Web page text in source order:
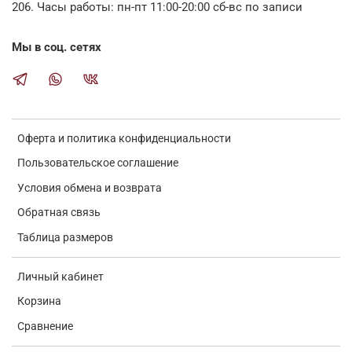
Оферта и политика конфиденциальности
Пользовательское соглашение
Условия обмена и возврата
Обратная связь
Таблица размеров
Личный кабинет
Корзина
Сравнение
206. Часы работы: пн-пт 11:00-20:00 сб-вс по записи
Мы в соц. сетях